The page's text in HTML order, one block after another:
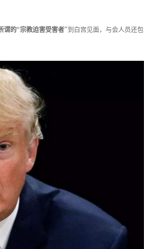
谓的“宗教迫害受害者”到白宫见面，与会人员还包